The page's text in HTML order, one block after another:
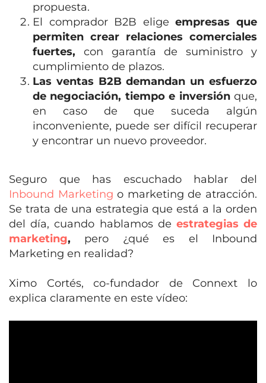
propuesta.
El comprador B2B eligeempresas que
permiten crear relaciones comerciales
fuertes, con garantía de suministro y
cumplimiento de plazos.
Las ventas B2B demandan un esfuerzo
de negociación, tiempo e inversiónque,
en caso de que suceda algún
inconveniente, puede ser difícil recuperar
y encontrar un nuevo proveedor.
Seguro que has escuchado hablar del
Inbound Marketing o marketing de atracción.
Se trata de una estrategia que está a la orden
del día, cuando hablamos de estrategias de
marketing, pero ¿qué es el Inbound
Marketing en realidad?
Ximo Cortés, co-fundador de Connext lo
explica claramente en este vídeo: